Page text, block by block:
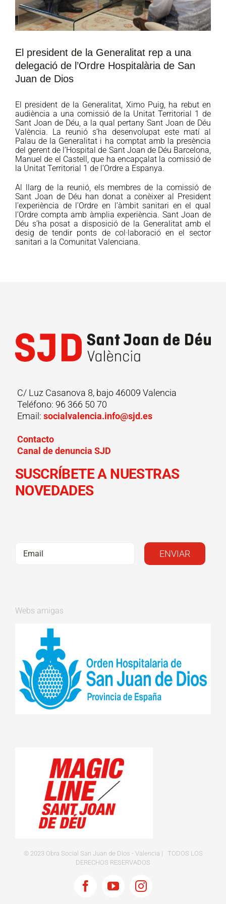
El president de la Generalitat rep a una
delegació de l’Ordre Hospitalària de San
Juan de Dios
El president de la Generalitat, Ximo Puig, ha rebut en
audiència a una comissió de la Unitat Territorial 1 de
Sant Joan de Déu, a la qual pertany Sant Joan de Déu
València. La reunió s’ha desenvolupat este matí al
Palau de la Generalitat i ha comptat amb la presència
del gerent de l’Hospital de Sant Joan de Déu Barcelona,
Manuel de el Castell, que ha encapçalat la comissió de
la Unitat Territorial 1 de l’Ordre a Espanya.
Al llarg de la reunió, els membres de la comissió de
Sant Joan de Déu han donat a conèixer al President
l’experiència de l’Ordre en l’àmbit sanitari en el qual
l’Ordre compta amb àmplia experiència. Sant Joan de
Déu s’ha posat a disposició de la Generalitat amb el
desig de tendir ponts de col·laboració en el sector
sanitari a la Comunitat Valenciana.
C/ Luz Casanova 8, bajo 46009 Valencia
Teléfono: 96 366 50 70
Email:socialvalencia.info@sjd.es
Contacto
Canal de denuncia SJD
SUSCRÍBETE A NUESTRAS
NOVEDADES
Webs amigas
© 2023 Obra Social San Juan de Dios - Valencia | TODOS LOS
DERECHOS RESERVADOS
FacebookYouTubeInstagram